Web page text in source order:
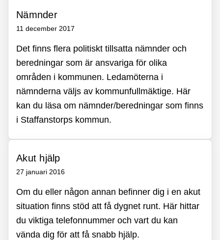
Nämnder
11 december 2017
Det finns flera politiskt tillsatta nämnder och
beredningar som är ansvariga för olika
områden i kommunen. Ledamöterna i
nämnderna väljs av kommunfullmäktige. Här
kan du läsa om nämnder/beredningar som finns
i Staffanstorps kommun.
Akut hjälp
27 januari 2016
Om du eller någon annan befinner dig i en akut
situation finns stöd att få dygnet runt. Här hittar
du viktiga telefonnummer och vart du kan
vända dig för att få snabb hjälp.